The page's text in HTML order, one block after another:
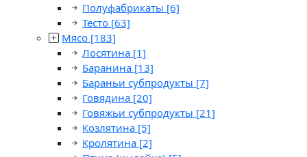
Полуфабрикаты [6]
Тесто [63]
Мясо [183]
Лосятина [1]
Баранина [13]
Бараньи субпродукты [7]
Говядина [20]
Говяжьи субпродукты [21]
Козлятина [5]
Кролятина [2]